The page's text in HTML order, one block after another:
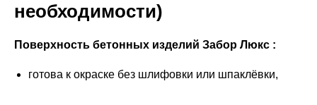
необходимости)
Поверхность бетонных изделий Забор Люкс :
готова к окраске без шлифовки или шпаклёвки,